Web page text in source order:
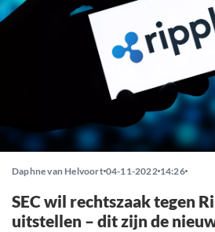
Daphne van Helvoort 04-11-2022 14:26
SEC wil rechtszaak tegen
uitstellen – dit zijn de